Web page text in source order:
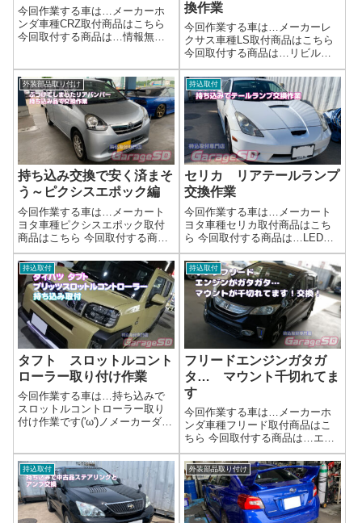
今回作業する車は…メーカーホ
ンダ車種CRZ取付商品はこちら
今回取付する商品は…情報無
人はわかるはず( ﾟДﾟ)あとがき社
外ヘッドライトも沢山ありま
す。お好みのヘッドライトを探
し...
換作業
今回作業する車は…メーカーレ
クサス車種LS取付商品はこちら
今回取付する商品は…リビルト
オルタネーター作業写真コネク
ターもダメになっていたので同
時に交換です。オルタネーター
交換の際に同時にできる作業1.
関連するベルト類の点検・交換
ファンベ...
外装部品取り付け
持ち込み交換で安く済まそ
う～ピクシスエポック編
今回作業する車は…メーカート
ヨタ車種ピクシスエポック取付
商品はこちら 今回取付する商品
は…リアバンパー実は純正形状
の社外品とかもあったりします
同色ペイント済みで安く売って
いる場合があるので、探してみ
ましょう～作業写真移植部品が
少なければ、取...
持込取付
セリカ リアテールランプ
交換作業
今回作業する車は…メーカート
ヨタ車種セリカ取付商品はこち
ら 今回取付する商品は…LEDテ
ールランプとコンパクトリレー
の持ち込みです作業写真持ち込
みでの対応なので、品川よりご
来店してくれました(^^)/また遊び
に来てくださいね！作業完了社
外テ...
持込取付
タフト スロットルコント
ローラー取り付け作業
今回作業する車は…持ち込みで
スロットルコントローラー取り
付け作業です('ω')ノメーカーダイ
ツ Power Thro スロットルコ
ントローラー作業写真コントロ
ーラーはハンドル左側に(...
持込取付
フリードエンジンガタガ
タ… マウント千切れてま
す
今回作業する車は…メーカーホ
ンダ車種フリード取付商品はこ
ちら 今回取付する商品は…エン
ジンマウントが千切れて完全に
分離してしまってました…これ
だけひどい状態だとエンジンが
揺れてしまってパワーも伝わな
いし振動も凄かったでしょう
ね…((+_+)...
持込取付 外装部品取り付け